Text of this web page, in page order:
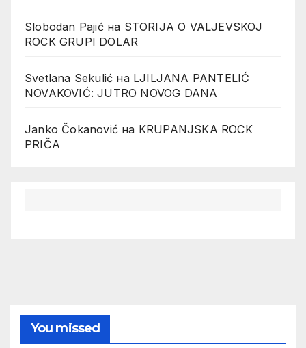
Slobodan Pajićна STORIJA O VALJEVSKOJ
ROCK GRUPI DOLAR
Svetlana Sekulić на LJILJANA PANTELIĆ
NOVAKOVIĆ: JUTRO NOVOG DANA
Janko Čokanović на KRUPANJSKA ROCK
PRIČA
You missed